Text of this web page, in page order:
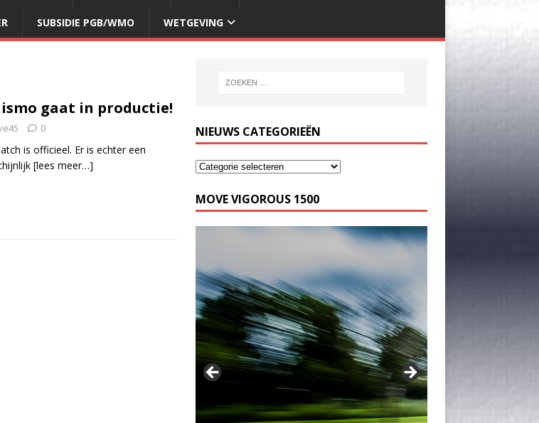
SUBSIDIE PGB/WMO WETGEVING
gaat in productie!
0
is officieel. Er is echter een
[lees meer…]
NIEUWS CATEGORIEËN
MOVE VIGOROUS 1500